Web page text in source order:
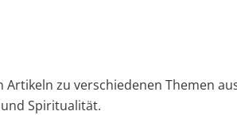
zu verschiedenen Themen
Spiritualität.